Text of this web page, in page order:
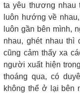
ta yêu thương nhau
luôn hướng về
luôn gần bên mình,
nhau, ghét nhau thì
cũng cảm thấy xa
người xuất hiện
thoáng qua, có
không thể ở lại bên